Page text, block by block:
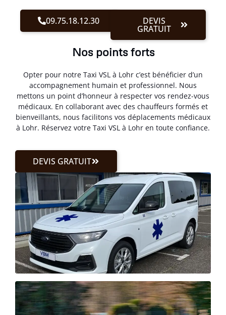
09.75.18.12.30 DEVIS
GRATUIT
Nos points forts
Opter pour notre Taxi VSL à Lohr c’est bénéficier d’un
accompagnement humain et professionnel. Nous
mettons un point d’honneur à respecter vos rendez-vous
médicaux. En collaborant avec des chauffeurs formés et
bienveillants, nous facilitons vos déplacements médicaux
à Lohr. Réservez votre Taxi VSL à Lohr en toute confiance.
DEVIS GRATUIT